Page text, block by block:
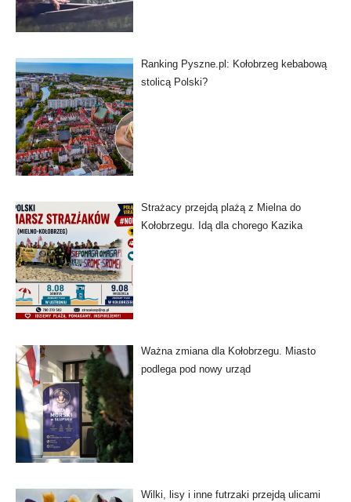
Ranking Pyszne.pl: Kołobrzeg kebabową
stolicą Polski?
Strażacy przejdą plażą z Mielna do
Kołobrzegu. Idą dla chorego Kazika
Ważna zmiana dla Kołobrzegu. Miasto
podlega pod nowy urząd
Wilki, lisy i inne futrzaki przejdą ulicami